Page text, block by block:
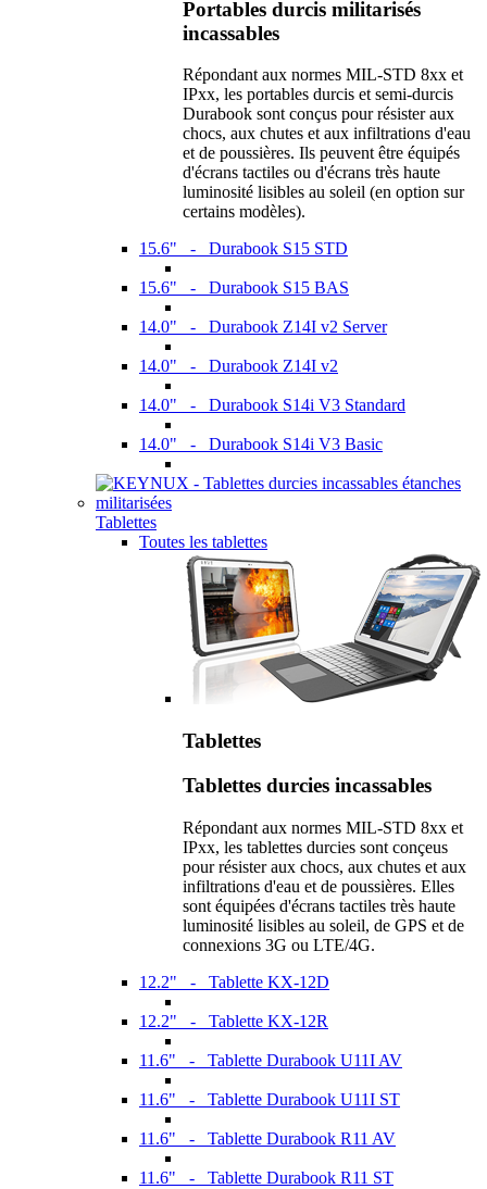
Portables durcis militarisés
incassables
Répondant aux normes MIL-STD 8xx et
IPxx, les portables durcis et semi-durcis
Durabook sont conçus pour résister aux
chocs, aux chutes et aux infiltrations d'eau
et de poussières. Ils peuvent être équipés
d'écrans tactiles ou d'écrans très haute
luminosité lisibles au soleil (en option sur
certains modèles).
15.6" - Durabook S15 STD
15.6" - Durabook S15 BAS
14.0" - Durabook Z14I v2 Server
14.0" - Durabook Z14I v2
14.0" - Durabook S14i V3 Standard
14.0" - Durabook S14i V3 Basic
Tablettes
Toutes les tablettes
Tablettes
Tablettes durcies incassables
Répondant aux normes MIL-STD 8xx et
IPxx, les tablettes durcies sont conçeus
pour résister aux chocs, aux chutes et aux
infiltrations d'eau et de poussières. Elles
sont équipées d'écrans tactiles très haute
luminosité lisibles au soleil, de GPS et de
connexions 3G ou LTE/4G.
12.2" - Tablette KX-12D
12.2" - Tablette KX-12R
11.6" - Tablette Durabook U11I AV
11.6" - Tablette Durabook U11I ST
11.6" - Tablette Durabook R11 AV
11.6" - Tablette Durabook R11 ST